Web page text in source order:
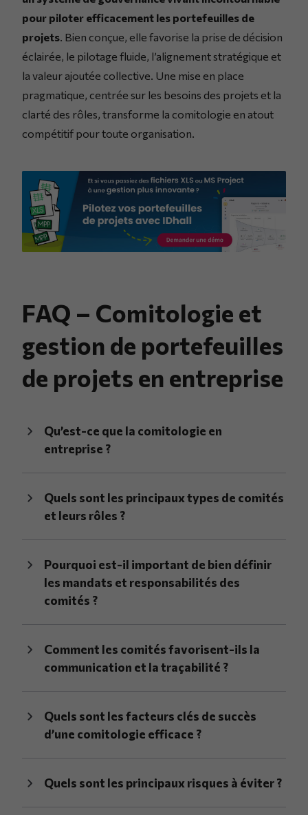
pour piloter efficacement les portefeuilles de
projets . Bien conçue, elle favorise la prise de décision
éclairée, le pilotage fluide, l’alignement stratégique et
la valeur ajoutée collective. Une mise en place
pragmatique, centrée sur les besoins des projets et la
clarté des rôles, transforme la comitologie en atout
compétitif pour toute organisation.
FAQ – Comitologie et
gestion de portefeuilles
de projets en entreprise
Qu’est-ce que la comitologie en
entreprise ?
Quels sont les principaux types de comités
et leurs rôles ?
Pourquoi est-il important de bien définir
les mandats et responsabilités des
comités ?
Comment les comités favorisent-ils la
communication et la traçabilité ?
Quels sont les facteurs clés de succès
d’une comitologie efficace ?
Quels sont les principaux risques à éviter ?